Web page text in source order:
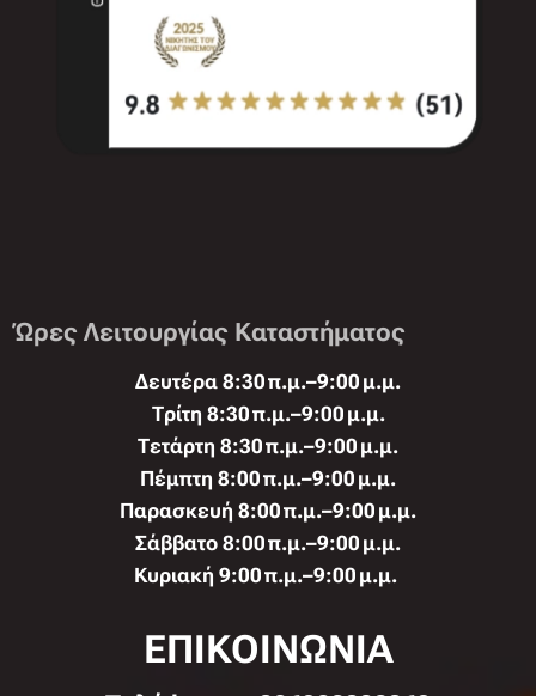
Ώρες Λειτουργίας Καταστήματος
Δευτέρα 8:30 π.μ.–9:00 μ.μ.
Τρίτη 8:30 π.μ.–9:00 μ.μ.
Τετάρτη 8:30 π.μ.–9:00 μ.μ.
Πέμπτη 8:00 π.μ.–9:00 μ.μ.
Παρασκευή 8:00 π.μ.–9:00 μ.μ.
Σάββατο 8:00 π.μ.–9:00 μ.μ.
Κυριακή 9:00 π.μ.–9:00 μ.μ.
ΕΠΙΚΟΙΝΩΝΙΑ